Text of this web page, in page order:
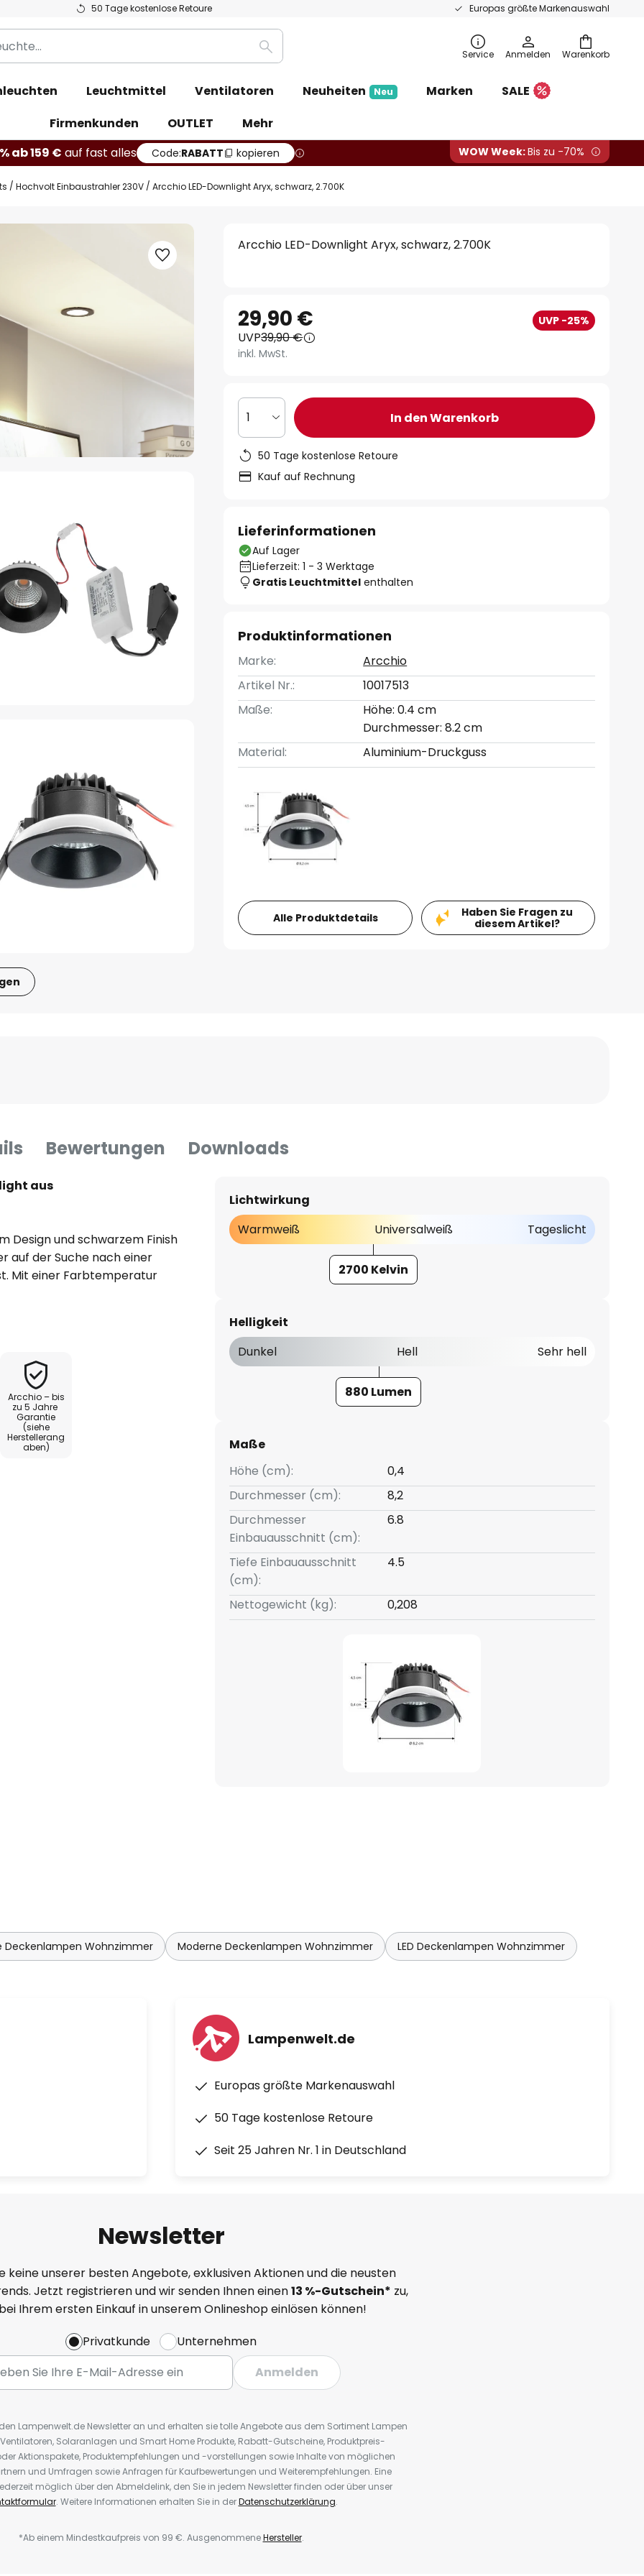
50 Tage kostenlose Retoure Europas größte Markenauswahl
Warenkorb
Suche Service Anmelden
Leuchtmittel Ventilatoren Neuheiten Neu Marken
SALE
Firmenkunden
OUTLET
Mehr
ab 159 € auf fast alles Code:RABATT kopieren WOW Week:Bis zu -70%
Hochvolt Einbaustrahler 230V Arcchio LED-Downlight Aryx, schwarz, 2.700K
Arcchio LED-Downlight Aryx, schwarz, 2.700K
29,90 € UVP -25%
UVP39,90 €
inkl. MwSt.
1 In den Warenkorb
50 Tage kostenlose Retoure
Kauf auf Rechnung
Lieferinformationen
Auf Lager
Lieferzeit: 1 - 3 Werktage
Gratis Leuchtmittel enthalten
Produktinformationen
Marke:
Arcchio
Artikel Nr.:
10017513
Maße:
Höhe: 0.4 cm
Durchmesser: 8.2 cm
Material:
Aluminium-Druckguss
Alle Produktdetails
Haben Sie Fragen zu
diesem Artikel?
Bewertungen Downloads
aus
Design und schwarzem Finish
auf der Suche nach einer
Mit einer Farbtemperatur
und gemütliche Atmosphäre
Lichtquelle ist das
dafür, dass es auch im
Ein Dimmer ist nicht
über einen externen
Arcchio – bis
zu 5 Jahre
Garantie
(siehe
Herstellerang
aben)
Lichtwirkung
Warmweiß
Universalweiß Tageslicht
2700 Kelvin
Helligkeit
Dunkel
Hell Sehr hell
880 Lumen
Maße
Höhe (cm):
0,4
Durchmesser (cm):
8,2
Durchmesser
Einbauausschnitt (cm):
6.8
Tiefe Einbauausschnitt
(cm):
4.5
Nettogewicht (kg): 0,208
Deckenlampen Wohnzimmer Moderne Deckenlampen Wohnzimmer LED Deckenlampen Wohnzimmer
Lampenwelt.de
Europas größte Markenauswahl
50 Tage kostenlose Retoure
Seit 25 Jahren Nr. 1 in Deutschland
Newsletter
keine unserer besten Angebote, exklusiven Aktionen und die neusten
Jetzt registrieren und wir senden Ihnen einen13 %-Gutschein* zu,
Ihrem ersten Einkauf in unserem Onlineshop einlösen können!
Privatkunde
Unternehmen
Anmelden
Lampenwelt.de Newsletter an und erhalten sie tolle Angebote aus dem Sortiment Lampen
Solaranlagen und Smart Home Produkte, Rabatt-Gutscheine, Produktpreis-
Aktionspakete, Produktempfehlungen und -vorstellungen sowie Inhalte von möglichen
und Umfragen sowie Anfragen für Kaufbewertungen und Weiterempfehlungen. Eine
möglich über den Abmeldelink, den Sie in jedem Newsletter finden oder über unser
. Weitere Informationen erhalten Sie in derDatenschutzerklärung.
*Ab einem Mindestkaufpreis von 99 €. AusgenommeneHersteller.